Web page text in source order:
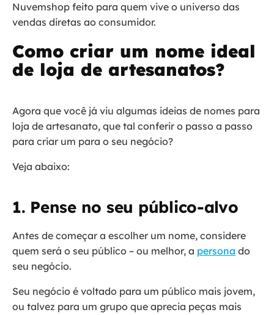
Nuvemshop feito para quem vive o universo das
vendas diretas ao consumidor.
Como criar um nome ideal
de loja de artesanatos?
Agora que você já viu algumas ideias de nomes para
loja de artesanato, que tal conferir o passo a passo
para criar um para o seu negócio?
Veja abaixo:
1. Pense no seu público-alvo
Antes de começar a escolher um nome, considere
quem será o seu público – ou melhor, a persona do
seu negócio.
Seu negócio é voltado para um público mais jovem,
ou talvez para um grupo que aprecia peças mais